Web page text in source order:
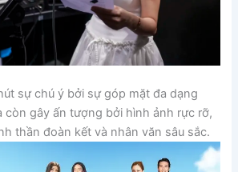
sự chú ý bởi sự góp mặt đa dạng
còn gây ấn tượng bởi hình ảnh rực rỡ,
thần đoàn kết và nhân văn sâu sắc.